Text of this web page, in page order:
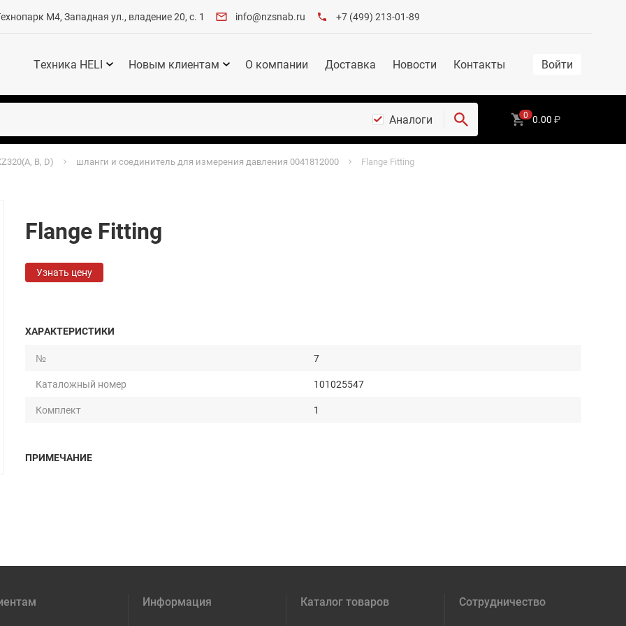
М4, Западная ул., владение 20, с. 1 info@nzsnab.ru +7 (499) 213-01-89
Техника HELI Новым клиентам О компании Доставка Новости Контакты Войти
Аналоги 0 0.00 ₽
B, D) шланги и соединитель для измерения давления 0041812000 Flange Fitting
Flange Fitting
Узнать цену
ХАРАКТЕРИСТИКИ
№
7
Каталожный номер
101025547
Комплект
1
ПРИМЕЧАНИЕ
Информация Каталог товаров Сотрудничество